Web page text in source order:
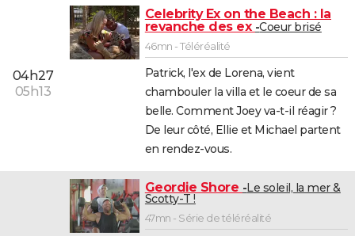
04h27
05h13
Celebrity Ex on the Beach : la
revanche des ex Coeur brisé
46mn - Téléréalité
Patrick, l'ex de Lorena, vient
chambouler la villa et le coeur de sa
belle. Comment Joey va-t-il réagir ?
De leur côté, Ellie et Michael partent
en rendez-vous.
Geordie Shore Le soleil, la mer &
Scotty-T !
47mn - Série de téléréalité